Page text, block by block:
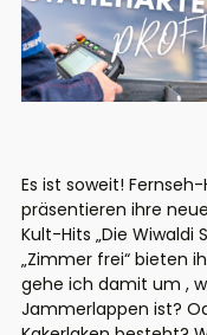
Es ist soweit!
präsentieren ihre
Kult-Hits „Die Wiwaldi
„Zimmer frei“ bieten
gehe ich damit um ,
Jammerlappen ist?